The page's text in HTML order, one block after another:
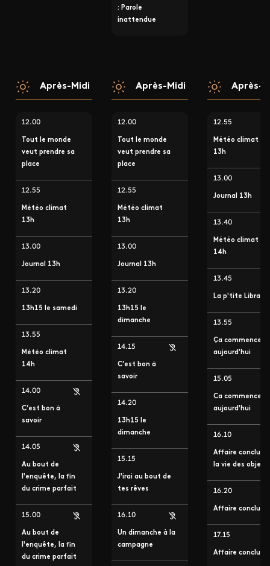
: Parole
inattendue
Après-Midi
12.00
Tout le monde
veut prendre sa
place
12.55
Météo climat
13h
13.00
Journal 13h
13.20
13h15 le samedi
13.55
Météo climat
14h
14.00
C’est bon à
savoir
14.05
Au bout de
l'enquête, la fin
du crime parfait
15.00
Au bout de
l'enquête, la fin
du crime parfait
Après-Midi
12.00
Tout le monde
veut prendre sa
place
12.55
Météo climat
13h
13.00
Journal 13h
13.20
13h15 le
dimanche
14.15
C’est bon à
savoir
14.20
13h15 le
dimanche
15.15
J'irai au bout de
tes rêves
16.10
Un dimanche à la
campagne
Après-
12.55
Météo climat
13h
13.00
Journal 13h
13.40
Météo climat
14h
13.45
La p'tite Librairie
13.55
Ça commence
aujourd'hui
15.05
Ca commence
aujourd'hui
16.10
Affaire conclue,
la vie des objets
16.20
Affaire conclue
17.15
Affaire conclue